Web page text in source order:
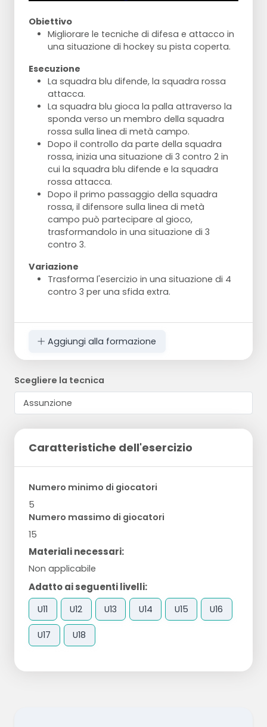
Obiettivo
Migliorare le tecniche di difesa e attacco in
una situazione di hockey su pista coperta.
Esecuzione
La squadra blu difende, la squadra rossa
attacca.
La squadra blu gioca la palla attraverso la
sponda verso un membro della squadra
rossa sulla linea di metà campo.
Dopo il controllo da parte della squadra
rossa, inizia una situazione di 3 contro 2 in
cui la squadra blu difende e la squadra
rossa attacca.
Dopo il primo passaggio della squadra
rossa, il difensore sulla linea di metà
campo può partecipare al gioco,
trasformandolo in una situazione di 3
contro 3.
Variazione
Trasforma l'esercizio in una situazione di 4
contro 3 per una sfida extra.
Aggiungi alla formazione
Scegliere la tecnica
Caratteristiche dell'esercizio
Numero minimo di giocatori
5
Numero massimo di giocatori
15
Materiali necessari:
Non applicabile
Adatto ai seguenti livelli:
U11 U12 U13 U14 U15 U16
U17 U18